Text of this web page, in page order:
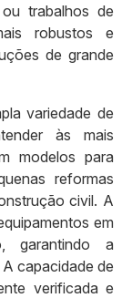
trabalhos de
robustos e
de grande
variedade de
às mais
modelos para
reformas
civil. A
em
garantindo a
capacidade de
verificada e